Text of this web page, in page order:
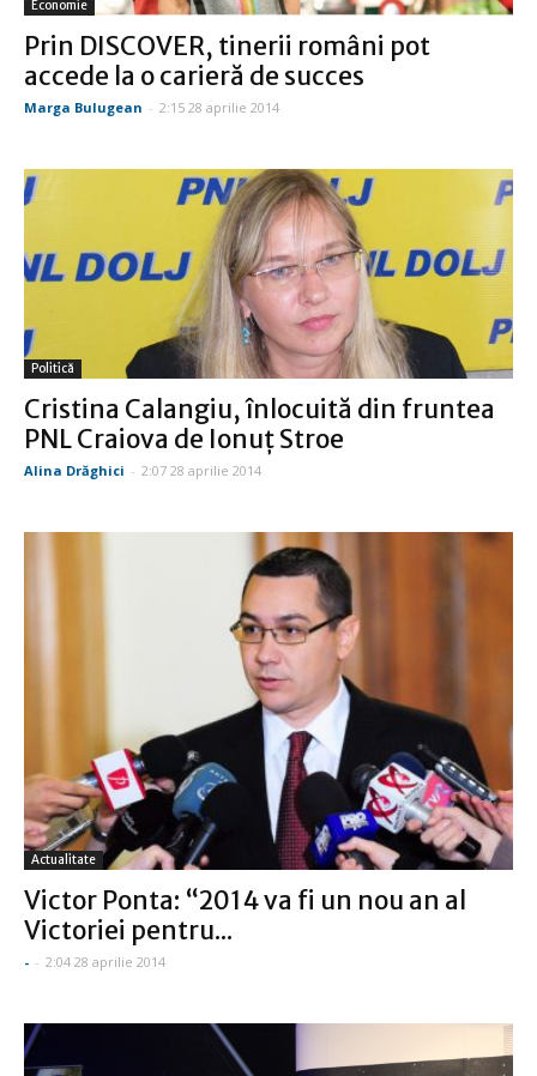
Economie
Prin DISCOVER, tinerii români pot
accede la o carieră de succes
Marga Bulugean - 2:15 28 aprilie 2014
Politică
Cristina Calangiu, înlocuită din fruntea
PNL Craiova de Ionuţ Stroe
Alina Drăghici - 2:07 28 aprilie 2014
Actualitate
Victor Ponta: “2014 va fi un nou an al
Victoriei pentru...
- - 2:04 28 aprilie 2014